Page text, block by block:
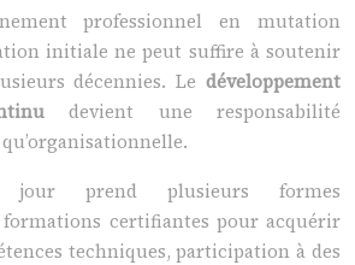
professionnel en mutation
initiale ne peut suffire à soutenir
décennies. Le développement
devient une responsabilité
prend plusieurs formes
certifiantes pour acquérir
techniques, participation à des